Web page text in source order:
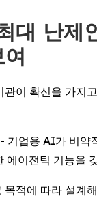
난제
이 확신을 가지
업용 AI가 비
에이전틱 기능
적에 따라 설계